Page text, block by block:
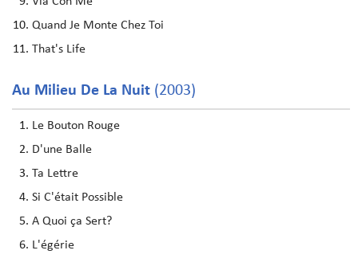
Quand Je Monte Chez Toi
That's Life
Au Milieu De La Nuit (2003)
Le Bouton Rouge
D'une Balle
Ta Lettre
Si C'était Possible
A Quoi ça Sert?
L'égérie